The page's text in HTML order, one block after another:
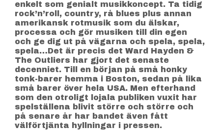
enkelt som genialt musikkoncept. Ta tidig
rock’n’roll, country, rå blues plus annan
amerikansk rotmusik som du älskar,
processa och gör musiken till din egen
och ge dig ut på vägarna och spela, spela,
spela…Det är precis det Ward Hayden &
The Outliers har gjort det senaste
decenniet. Till en början på små honky
tonk-barer hemma i Boston, sedan på lika
små barer över hela USA. Men efterhand
som den otroligt lojala publiken vuxit har
spelställena blivit större och större och
på senare år har bandet även fått
välförtjänta hyllningar i pressen.